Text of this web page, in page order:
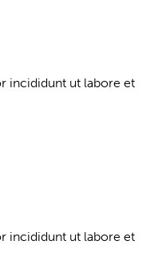
incididunt ut labore et
incididunt ut labore et